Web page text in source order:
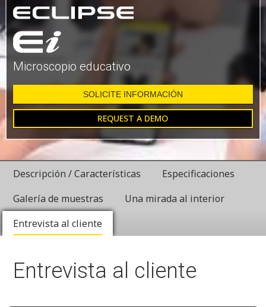
Microscopio educativo
SOLICITE INFORMACIÓN
REQUEST A DEMO
Descripción / Características
Especificaciones
Galería de muestras
Una mirada al interior
Entrevista al cliente
Entrevista al cliente